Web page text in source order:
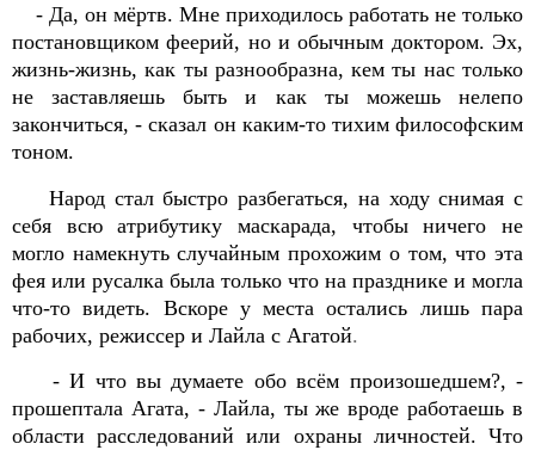
- Да, он мёртв. Мне приходилось работать не только
постановщиком феерий, но и обычным доктором. Эх,
жизнь-жизнь, как ты разнообразна, кем ты нас только
не заставляешь быть и как ты можешь нелепо
закончиться, - сказал он каким-то тихим философским
тоном.
Народ стал быстро разбегаться, на ходу снимая с
себя всю атрибутику маскарада, чтобы ничего не
могло намекнуть случайным прохожим о том, что эта
фея или русалка была только что на празднике и могла
что-то видеть. Вскоре у места остались лишь пара
рабочих, режиссер и Лайла с Агатой.
- И что вы думаете обо всём произошедшем?, -
прошептала Агата, - Лайла, ты же вроде работаешь в
области расследований или охраны личностей. Что